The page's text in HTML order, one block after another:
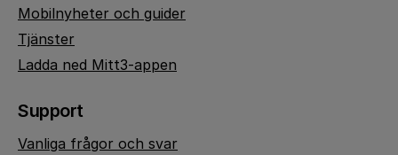
Mobilnyheter och guider
Tjänster
Ladda ned Mitt3-appen
Support
Vanliga frågor och svar